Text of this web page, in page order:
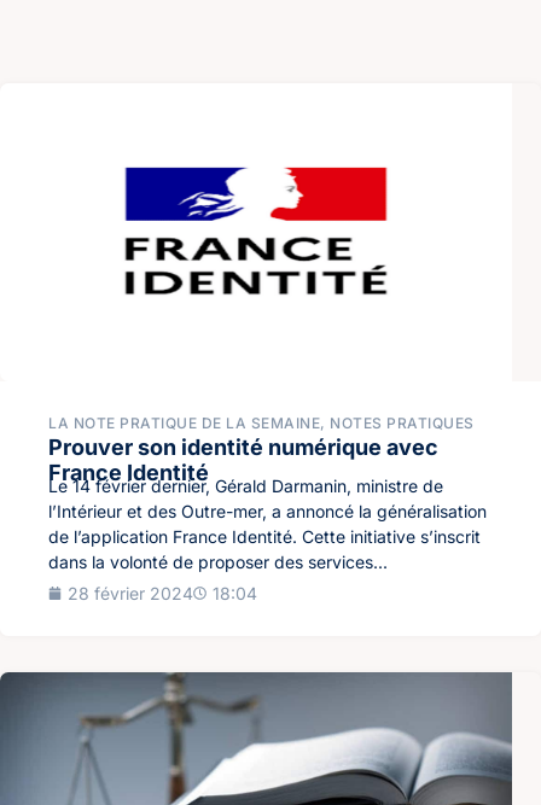
LA NOTE PRATIQUE DE LA SEMAINE, NOTES PRATIQUES
Prouver son identité numérique avec
France Identité
Le 14 février dernier, Gérald Darmanin, ministre de
l’Intérieur et des Outre-mer, a annoncé la généralisation
de l’application France Identité. Cette initiative s’inscrit
dans la volonté de proposer des services...
28 février 2024
18:04